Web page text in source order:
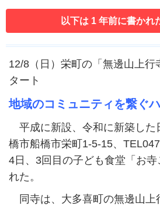
以下は 1 年前に書かれ
12/8（日）栄町の「無邊山上行
タート
地域のコミュニティを繋ぐ
平成に新設、令和に新築した
橋市船橋市栄町1-5-15、
4日、3回目の子ども食堂「お
れた。
同寺は、大多喜町の無邊山上